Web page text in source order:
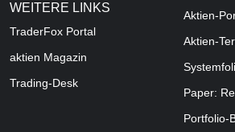
WEITERE LINKS
TraderFox Portal
aktien Magazin
Trading-Desk
Aktien-
Aktien-
Paper:
Portfolio-